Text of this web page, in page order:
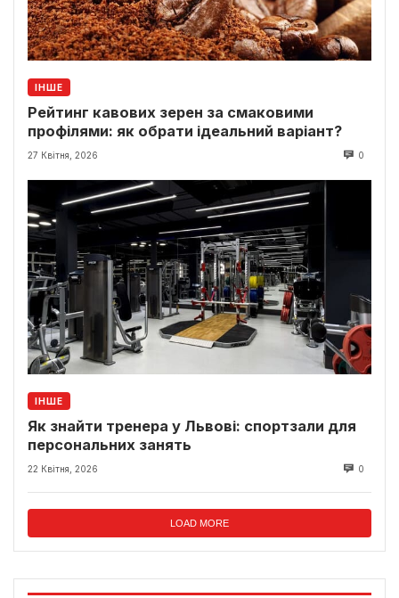
ІНШЕ
Рейтинг кавових зерен за смаковими
профілями: як обрати ідеальний варіант?
27 Квітня, 2026 0
ІНШЕ
Як знайти тренера у Львові: спортзали для
персональних занять
22 Квітня, 2026 0
LOAD MORE